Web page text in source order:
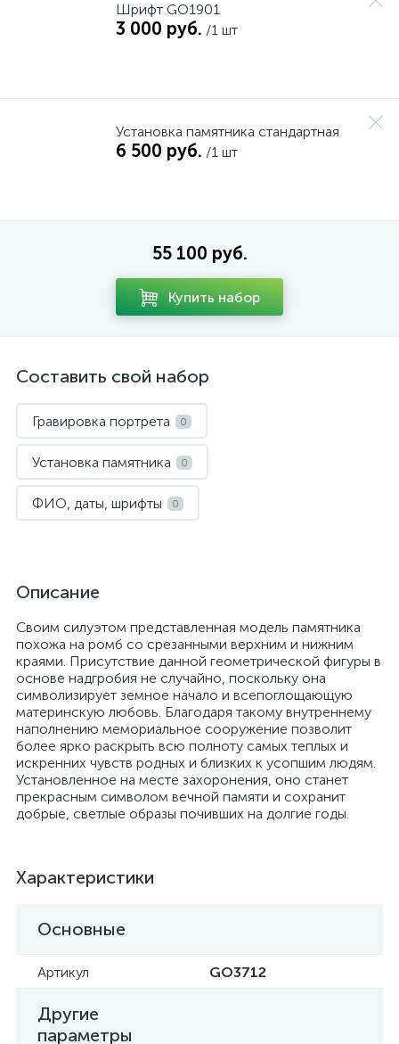
Шрифт GO1901
3 000 руб. /1 шт
Установка памятника стандартная
6 500 руб. /1 шт
55 100 руб.
Купить набор
Составить свой набор
Гравировка портрета 0
Установка памятника 0
ФИО, даты, шрифты 0
Описание
Своим силуэтом представленная модель памятника
похожа на ромб со срезанными верхним и нижним
краями. Присутствие данной геометрической фигуры в
основе надгробия не случайно, поскольку она
символизирует земное начало и всепоглощающую
материнскую любовь. Благодаря такому внутреннему
наполнению мемориальное сооружение позволит
более ярко раскрыть всю полноту самых теплых и
искренних чувств родных и близких к усопшим людям.
Установленное на месте захоронения, оно станет
прекрасным символом вечной памяти и сохранит
добрые, светлые образы почивших на долгие годы.
Характеристики
Основные
Артикул GO3712
Другие
параметры